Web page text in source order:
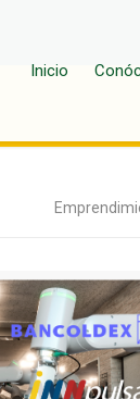
Inicio